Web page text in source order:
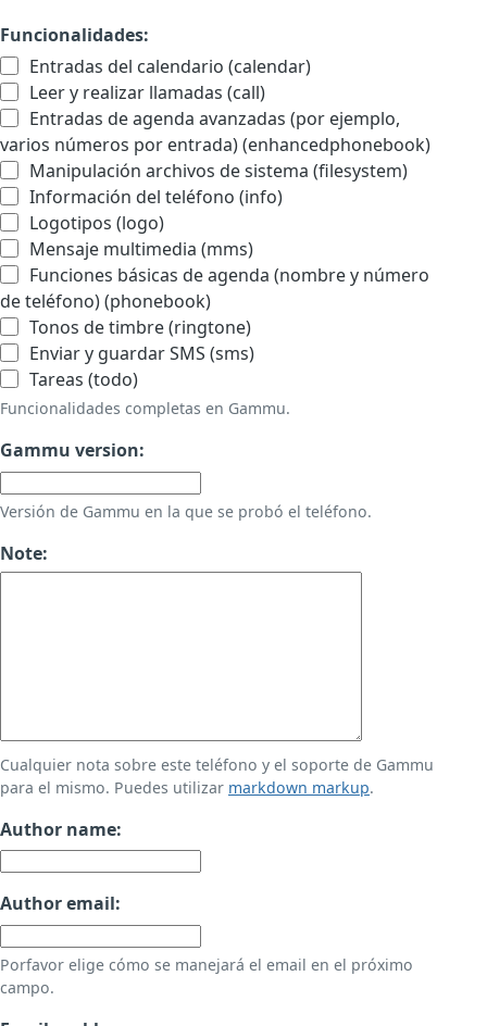
Funcionalidades:
Entradas del calendario (calendar)
Leer y realizar llamadas (call)
Entradas de agenda avanzadas (por ejemplo,
varios números por entrada) (enhancedphonebook)
Manipulación archivos de sistema (filesystem)
Información del teléfono (info)
Logotipos (logo)
Mensaje multimedia (mms)
Funciones básicas de agenda (nombre y número
de teléfono) (phonebook)
Tonos de timbre (ringtone)
Enviar y guardar SMS (sms)
Tareas (todo)
Funcionalidades completas en Gammu.
Gammu version:
Versión de Gammu en la que se probó el teléfono.
Note:
Cualquier nota sobre este teléfono y el soporte de Gammu
para el mismo. Puedes utilizar markdown markup.
Author name:
Author email:
Porfavor elige cómo se manejará el email en el próximo
campo.